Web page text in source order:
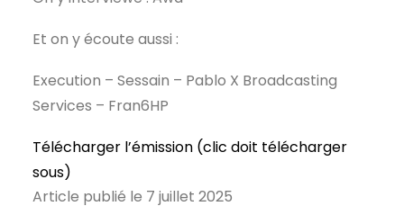
Et on y écoute aussi :
Execution – Sessain – Pablo X Broadcasting
Services – Fran6HP
Télécharger l’émission (clic doit télécharger
sous)
Article publié le 7 juillet 2025